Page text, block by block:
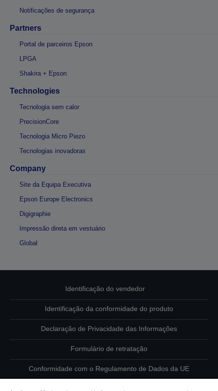
Notificações de segurança
Partners
Portal de parceiros Epson
LPGA
Shakira + Epson
Technologies
Tecnologia sem calor
PrecisionCore
Tecnologia Micro Piezo
Tecnologias inovadoras
Company
Site da Equipa Executiva
Epson Europe Electronics
Digigraphie
Impressão direta em vestuário
Global
Identificação do vendedor
Identificação da conformidade do produto
Declaração de Privacidade das Informações
Formulário de retratação
Conformidade com o Regulamento de Dados da UE